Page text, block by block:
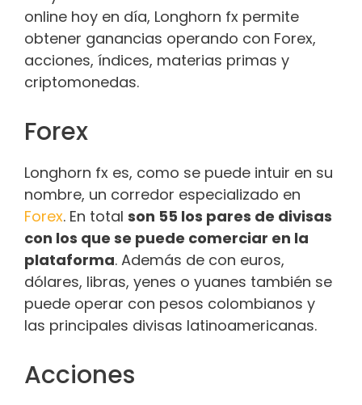
online hoy en día, Longhorn fx permite
obtener ganancias operando con Forex,
acciones, índices, materias primas y
criptomonedas.
Forex
Longhorn fx es, como se puede intuir en su
nombre, un corredor especializado en
Forex. En total son 55 los pares de divisas
con los que se puede comerciar en la
plataforma. Además de con euros,
dólares, libras, yenes o yuanes también se
puede operar con pesos colombianos y
las principales divisas latinoamericanas.
Acciones